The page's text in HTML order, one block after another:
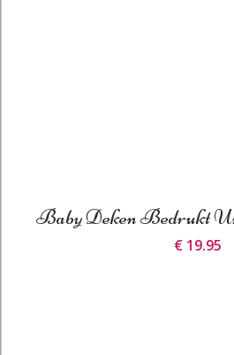
Baby Deken Bedrukt
€ 19.95